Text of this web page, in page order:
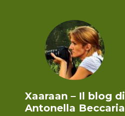
Xaaraan – Il blog di
Antonella Beccaria